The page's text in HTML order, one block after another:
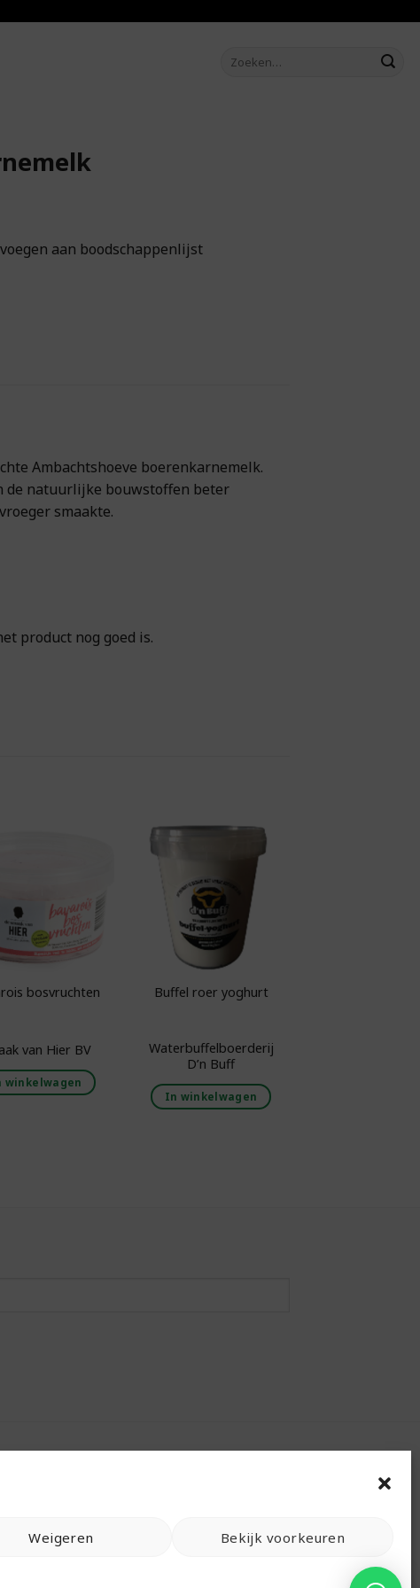
Weigeren Bekijk voorkeuren
Zoeken
aan boodschappenlijst
Ambachtshoeve boerenkarnemelk.
de natuurlijke bouwstoffen beter
smaakte.
product nog goed is.
bosvruchten
van Hier BV
winkelwagen
Toevoegen aan
boodschappenlijst
Buffel roer yoghurt
Waterbuffelboerderij
D’n Buff
In winkelwagen